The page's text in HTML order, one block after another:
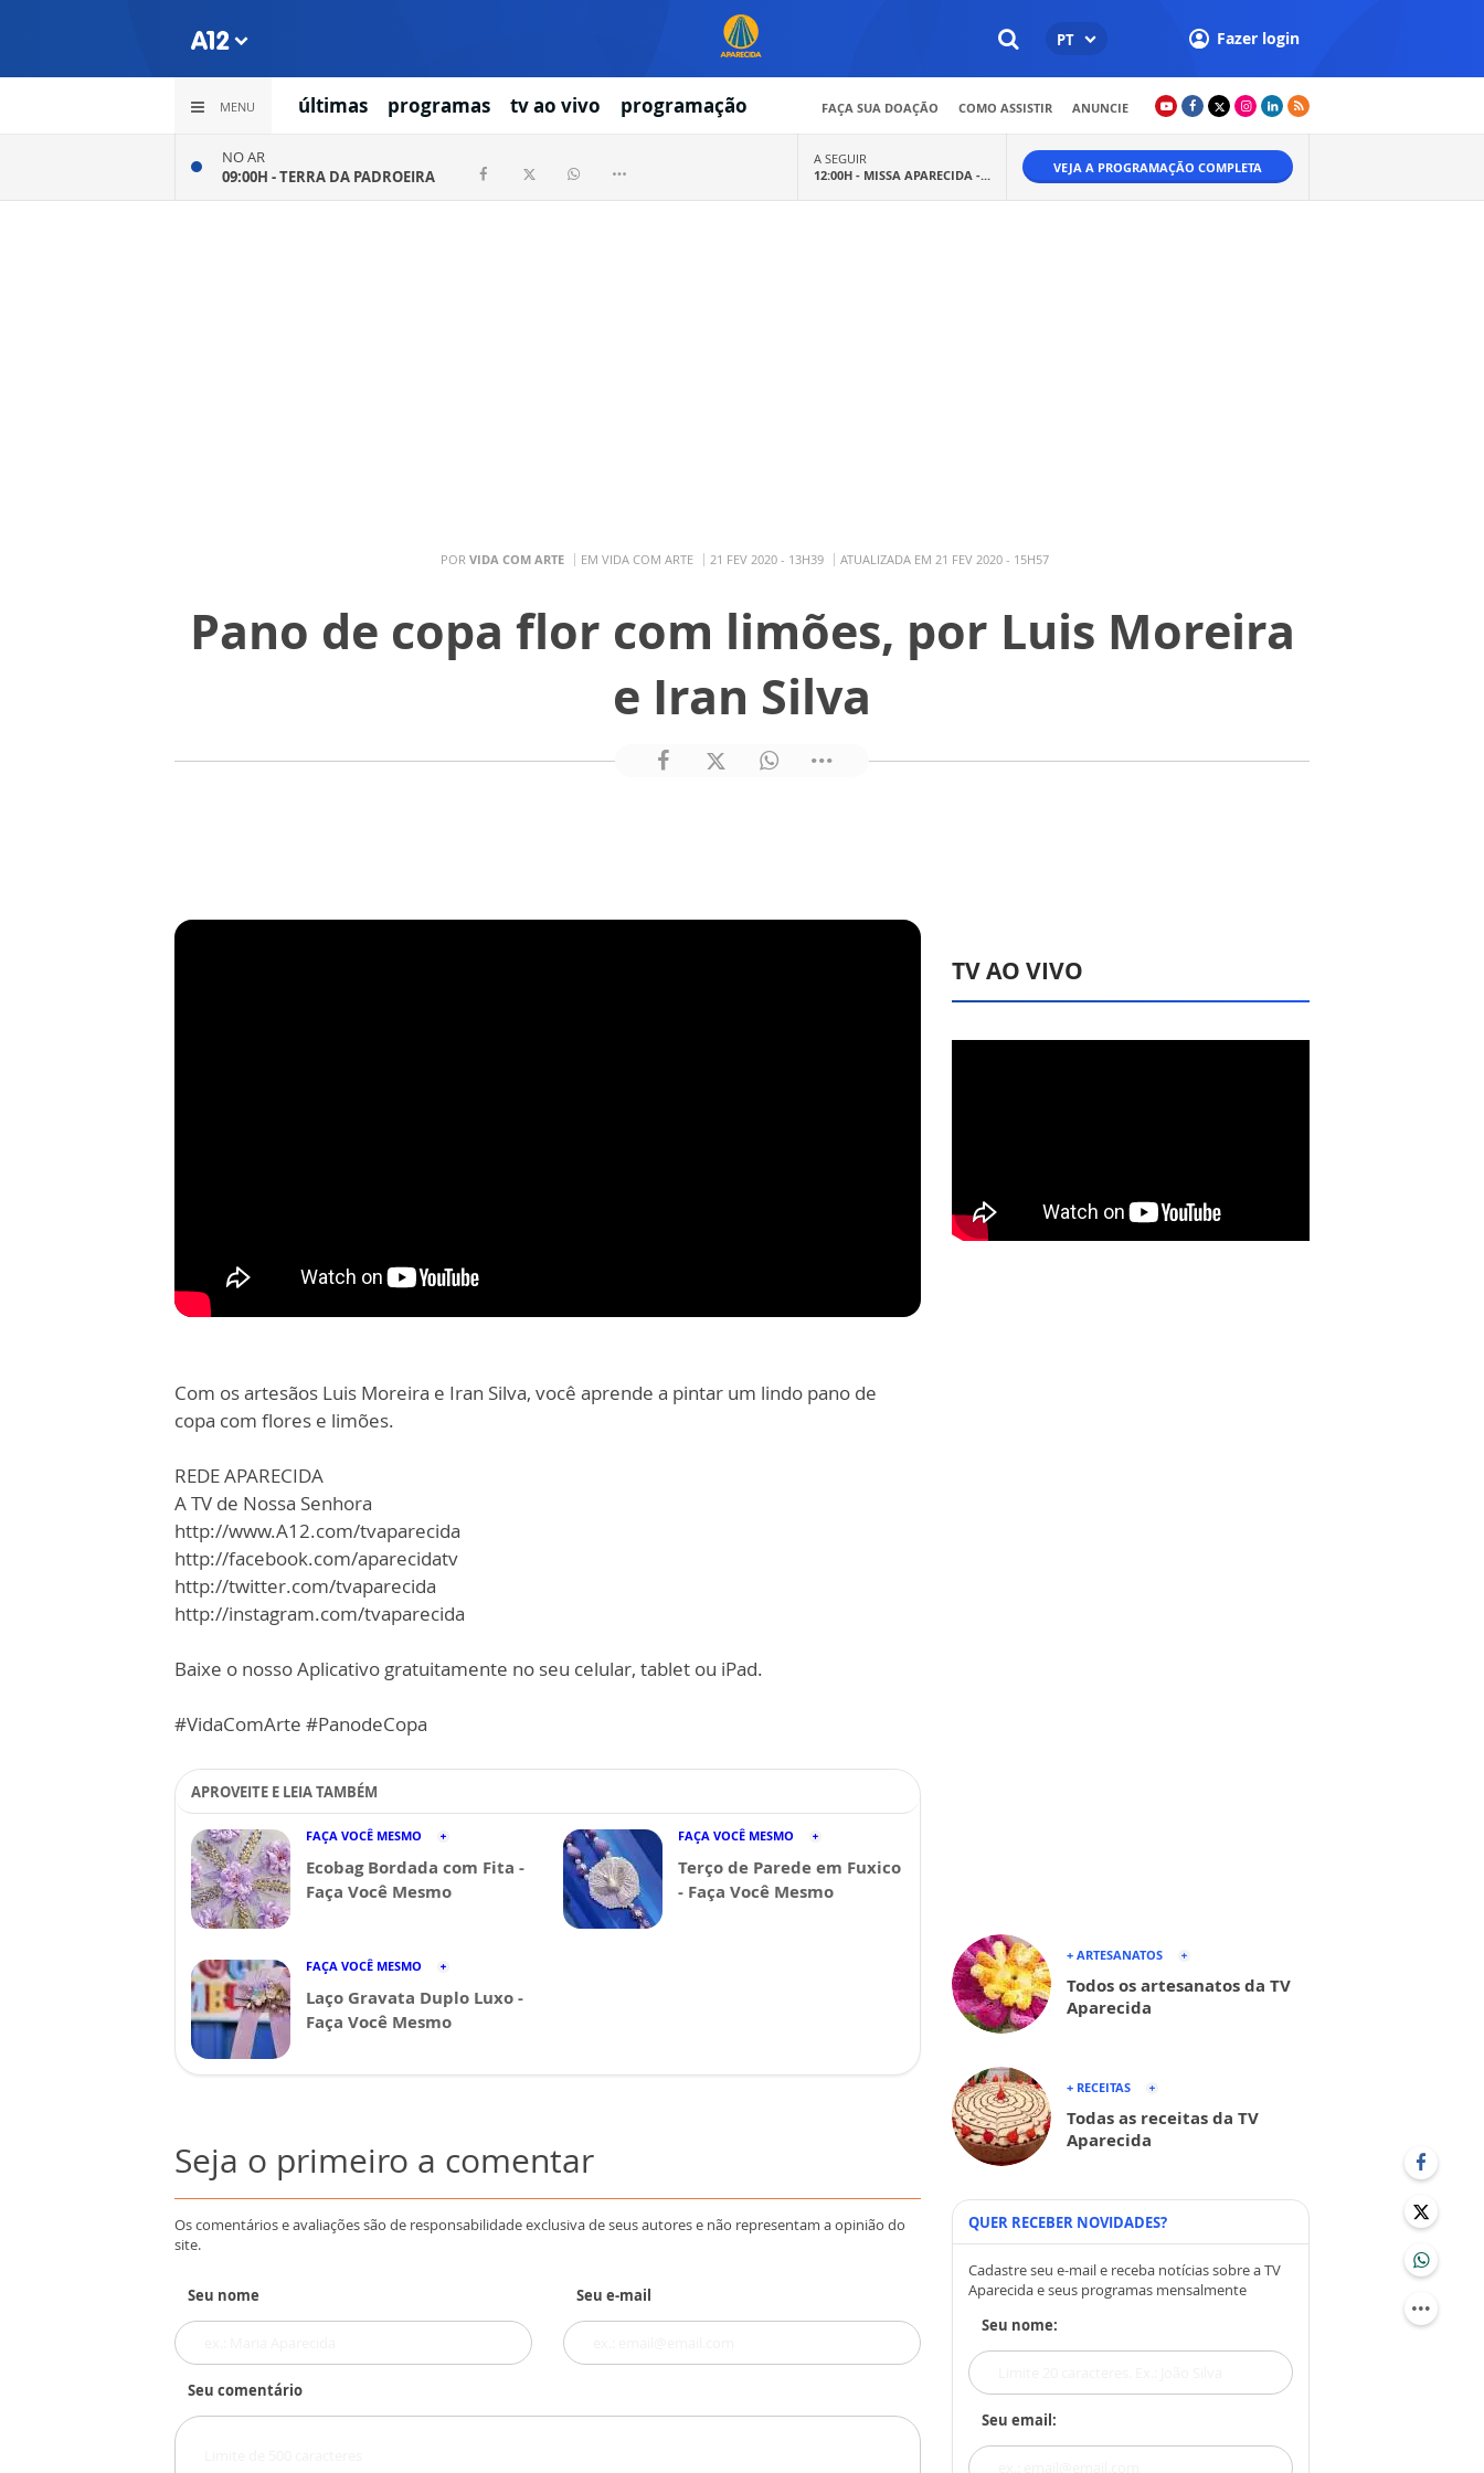
PT Fazer login
MENU últimas programas tv ao vivo programação FAÇA SUA DOAÇÃO COMO ASSISTIR ANUNCIE
NO AR
09:00H -TERRA DA PADROEIRA
A SEGUIR
12:00H - MISSA APARECIDA -... VEJA A PROGRAMAÇÃO COMPLETA
POR VIDA COM ARTE EM VIDA COM ARTE 21 FEV 2020 - 13H39 ATUALIZADA EM 21 FEV 2020 - 15H57
Pano de copa flor com limões, por Luis Moreira
e Iran Silva
Com os artesãos Luis Moreira e Iran Silva, você aprende a pintar um lindo pano de
copa com flores e limões.
REDE APARECIDA
A TV de Nossa Senhora
http://www.A12.com/tvaparecida
http://facebook.com/aparecidatv
http://twitter.com/tvaparecida
http://instagram.com/tvaparecida
Baixe o nosso Aplicativo gratuitamente no seu celular, tablet ou iPad.
#VidaComArte #PanodeCopa
APROVEITE E LEIA TAMBÉM
FAÇA VOCÊ MESMO
Ecobag Bordada com Fita -
Faça Você Mesmo
FAÇA VOCÊ MESMO
Terço de Parede em Fuxico
- Faça Você Mesmo
FAÇA VOCÊ MESMO
Laço Gravata Duplo Luxo -
Faça Você Mesmo
Seja o primeiro a comentar
Os comentários e avaliações são de responsabilidade exclusiva de seus autores e não representam a opinião do
site.
Seu nome Seu e-mail
Seu comentário
TV AO VIVO
+ ARTESANATOS
Todos os artesanatos da TV
Aparecida
+ RECEITAS
Todas as receitas da TV
Aparecida
QUER RECEBER NOVIDADES?
Cadastre seu e-mail e receba notícias sobre a TV
Aparecida e seus programas mensalmente
Seu nome:
Seu email: